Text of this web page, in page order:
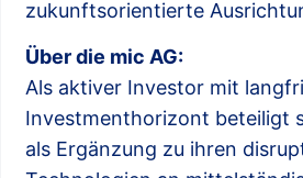
zukunftsorientierte
Über die mic AG:
Als aktiver Investor mit
Investmenthorizont beteiligt
als Ergänzung zu ihren